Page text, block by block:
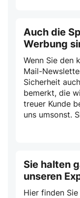
Auch die
Werbung
Wenn Sie den
Mail-
Sicherheit
bemerkt, die
treuer Kunde
uns umsonst.
Sie halten
unseren
Hier finden